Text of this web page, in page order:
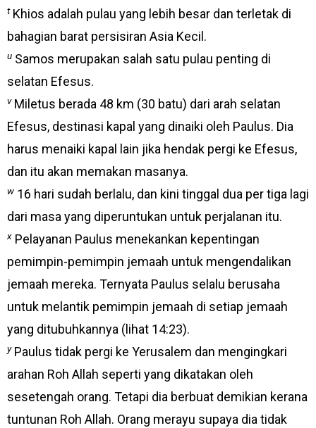
tKhios adalah pulau yang lebih besar dan terletak di
bahagian barat persisiran Asia Kecil.
u Samos merupakan salah satu pulau penting di
selatan Efesus.
vMiletus berada 48 km (30 batu) dari arah selatan
Efesus, destinasi kapal yang dinaiki oleh Paulus. Dia
harus menaiki kapal lain jika hendak pergi ke Efesus,
dan itu akan memakan masanya.
w 16 hari sudah berlalu, dan kini tinggal dua per tiga lagi
dari masa yang diperuntukan untuk perjalanan itu.
x Pelayanan Paulus menekankan kepentingan
pemimpin-pemimpin jemaah untuk mengendalikan
jemaah mereka. Ternyata Paulus selalu berusaha
untuk melantik pemimpin jemaah di setiap jemaah
yang ditubuhkannya (lihat 14:23).
yPaulus tidak pergi ke Yerusalem dan mengingkari
arahan Roh Allah seperti yang dikatakan oleh
sesetengah orang. Tetapi dia berbuat demikian kerana
tuntunan Roh Allah. Orang merayu supaya dia tidak